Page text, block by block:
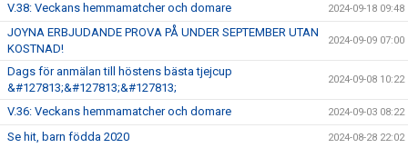
V.38: Veckans hemmamatcher och domare 2024-09-18 09:48
JOYNA ERBJUDANDE PROVA PÅ UNDER SEPTEMBER UTAN
KOSTNAD!
2024-09-09 07:00
Dags för anmälan till höstens bästa tjejcup
&#127813;&#127813;&#127813;
2024-09-08 10:22
V.36: Veckans hemmamatcher och domare 2024-09-03 08:22
Se hit, barn födda 2020 2024-08-28 22:02